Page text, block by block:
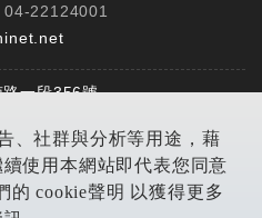
、社群與分析等用途，藉
使用本網站即代表您同意
的 cookie聲明 以獲得更多
04-22124001
路一段356號
路三段303號
25314290